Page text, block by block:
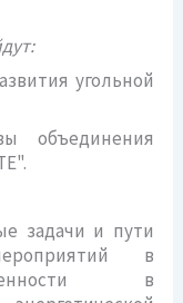
угольной
объединения
задачи и пути
в
в